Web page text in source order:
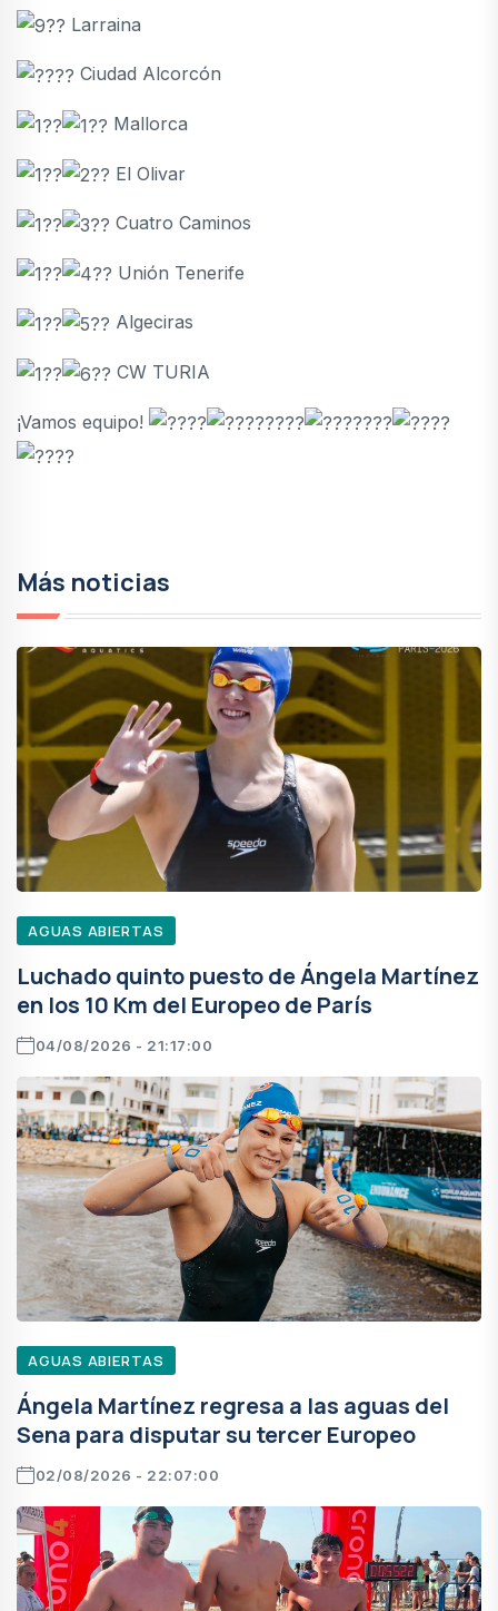
Larraina
Ciudad Alcorcón
Mallorca
El Olivar
Cuatro Caminos
Unión Tenerife
Algeciras
CW TURIA
¡Vamos equipo!
Más noticias
AGUAS ABIERTAS
Luchado quinto puesto de Ángela Martínez
en los 10 Km del Europeo de París
04/08/2026 - 21:17:00
AGUAS ABIERTAS
Ángela Martínez regresa a las aguas del
Sena para disputar su tercer Europeo
02/08/2026 - 22:07:00